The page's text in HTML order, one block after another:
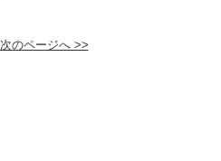
次のページへ >>